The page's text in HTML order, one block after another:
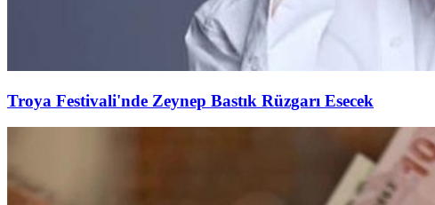
Troya Festivali'nde Zeynep Bastık Rüzgarı Esecek